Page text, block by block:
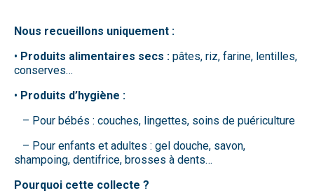
Nous recueillons uniquement :
• Produits alimentaires secs : pâtes, riz, farine, lentilles,
conserves…
• Produits d’hygiène :
– Pour bébés : couches, lingettes, soins de puériculture
– Pour enfants et adultes : gel douche, savon,
shampoing, dentifrice, brosses à dents…
Pourquoi cette collecte ?